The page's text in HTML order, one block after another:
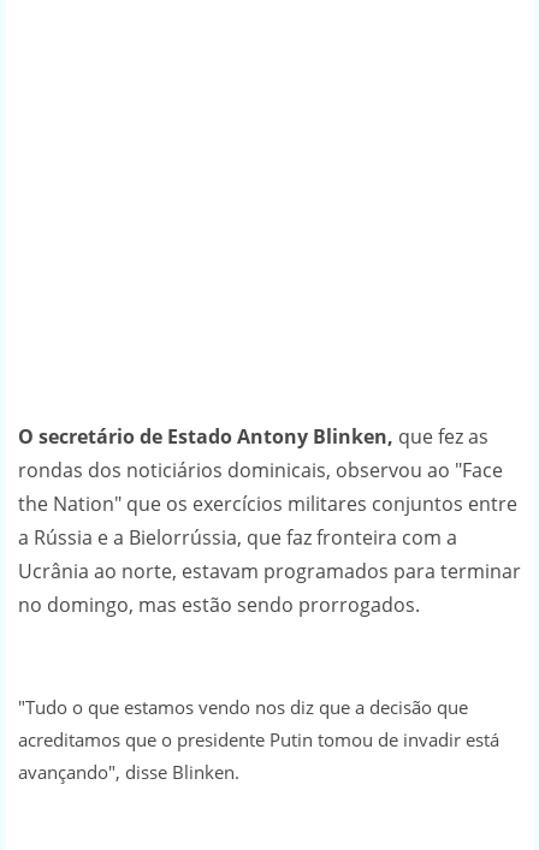
O secretário de Estado Antony Blinken, que fez as
rondas dos noticiários dominicais, observou ao "Face
the Nation" que os exercícios militares conjuntos entre
a Rússia e a Bielorrússia, que faz fronteira com a
Ucrânia ao norte, estavam programados para terminar
no domingo, mas estão sendo prorrogados.
"Tudo o que estamos vendo nos diz que a decisão que
acreditamos que o presidente Putin tomou de invadir está
avançando", disse Blinken.